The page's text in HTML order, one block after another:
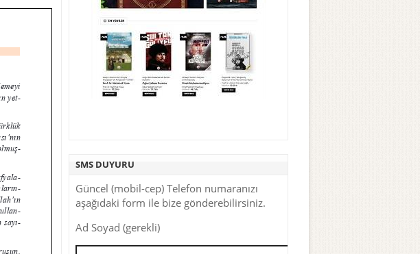
SMS DUYURU
Güncel (mobil-cep) Telefon numaranızı
aşağıdaki form ile bize gönderebilirsiniz.
Ad Soyad (gerekli)